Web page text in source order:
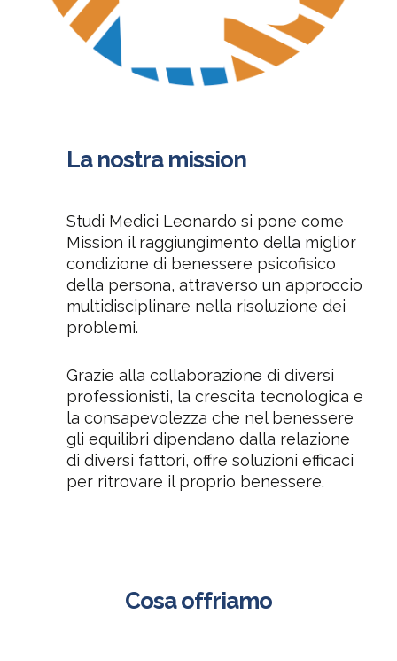
La nostra mission
Studi Medici Leonardo si pone come
Mission il raggiungimento della miglior
condizione di benessere psicofisico
della persona, attraverso un approccio
multidisciplinare nella risoluzione dei
problemi.
Grazie alla collaborazione di diversi
professionisti, la crescita tecnologica e
la consapevolezza che nel benessere
gli equilibri dipendano dalla relazione
di diversi fattori, offre soluzioni efficaci
per ritrovare il proprio benessere.
Cosa offriamo